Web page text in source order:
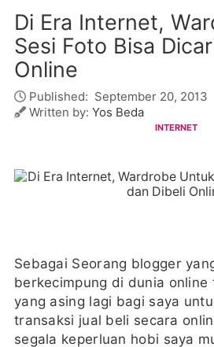
Di Era Internet,
Sesi Foto Bisa
Online
Published: September 20, 2013
Written by: Yos Beda
INTERNET
Sebagai Seorang blogger
berkecimpung di dunia online
yang asing lagi bagi saya
transaksi jual beli secara
segala keperluan hobi saya